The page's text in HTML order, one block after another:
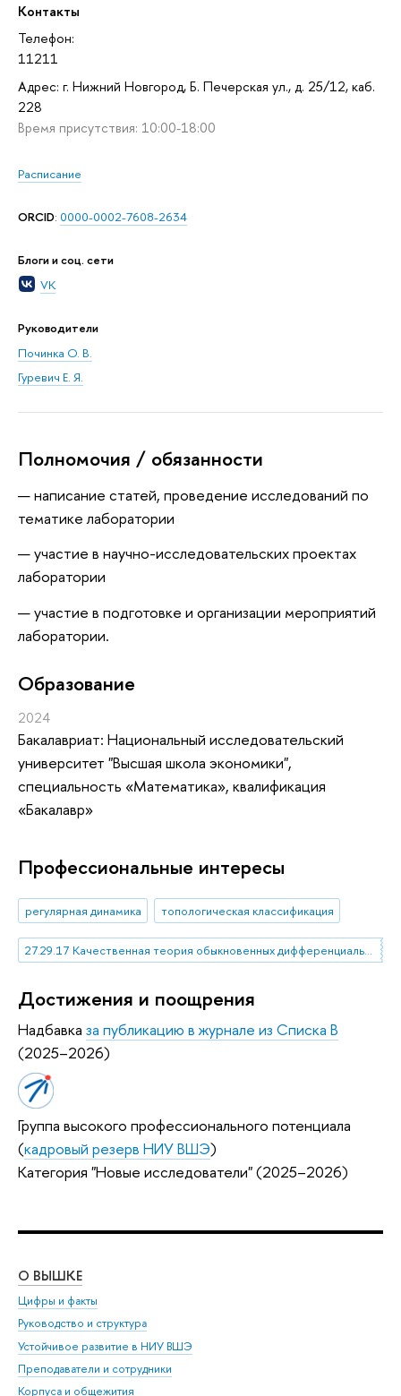
Контакты
Телефон:
11211
Адрес: г. Нижний Новгород, Б. Печерская ул., д. 25/12, каб.
228
Время присутствия: 10:00-18:00
Расписание
ORCID: 0000-0002-7608-2634
Блоги и соц. сети
VK
Руководители
Починка О. В.
Гуревич Е. Я.
Полномочия / обязанности
написание статей, проведение исследований по
тематике лаборатории
участие в научно-исследовательских проектах
лаборатории
участие в подготовке и организации мероприятий
лаборатории.
Oбразование
2024
Бакалавриат: Национальный исследовательский
университет "Высшая школа экономики",
специальность «Математика», квалификация
«Бакалавр»
Профессиональные интересы
регулярная динамика топологическая классификация
27.29.17 Качественная теория обыкновенных дифференциальных уравнений и систем уравнений
Достижения и поощрения
Надбавка за публикацию в журнале из Списка B
(2025–2026)
Группа высокого профессионального потенциала
(кадровый резерв НИУ ВШЭ)
Категория "Новые исследователи" (2025–2026)
О ВЫШКЕ
Цифры и факты
Руководство и структура
Устойчивое развитие в НИУ ВШЭ
Преподаватели и сотрудники
Корпуса и общежития